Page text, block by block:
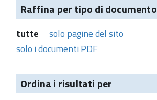
Raffina per tipo di documento
tutte
solo pagine del sito
solo i documenti PDF
Ordina i risultati per